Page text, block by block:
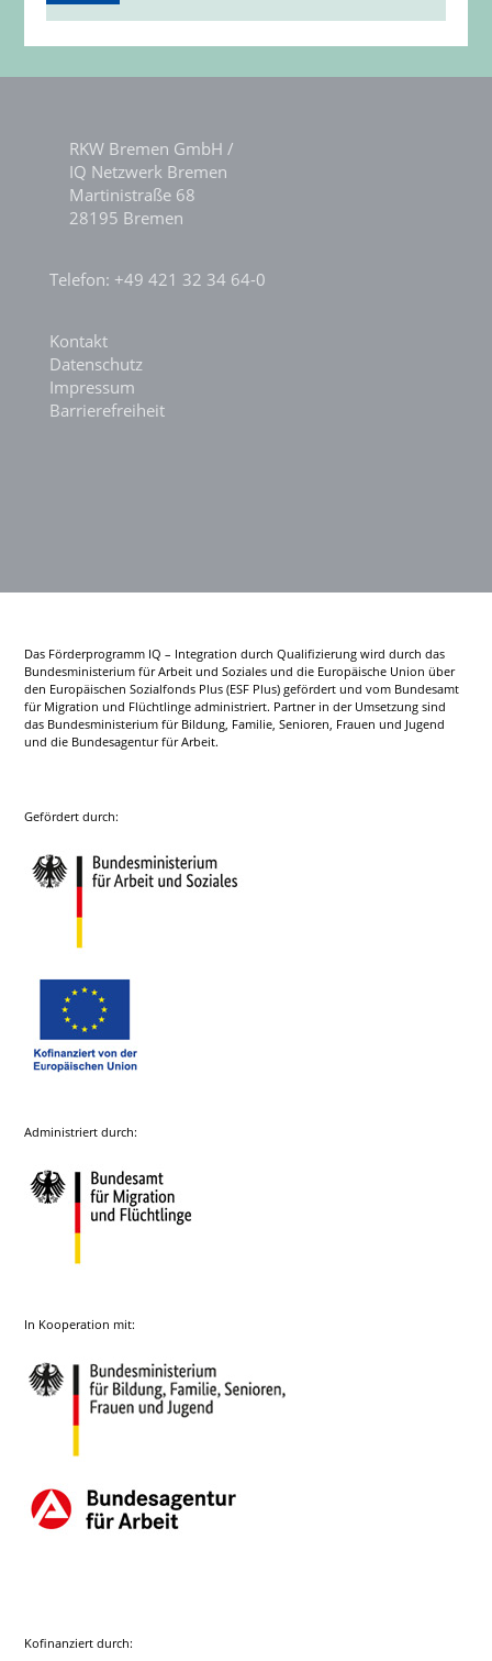
RKW Bremen GmbH /
IQ Netzwerk Bremen
Martinistraße 68
28195 Bremen
Telefon: +49 421 32 34 64-0
Kontakt
Datenschutz
Impressum
Barrierefreiheit
Das Förderprogramm IQ – Integration durch Qualifizierung wird durch das
Bundesministerium für Arbeit und Soziales und die Europäische Union über
den Europäischen Sozialfonds Plus (ESF Plus) gefördert und vom Bundesamt
für Migration und Flüchtlinge administriert. Partner in der Umsetzung sind
das Bundesministerium für Bildung, Familie, Senioren, Frauen und Jugend
und die Bundesagentur für Arbeit.
Gefördert durch:
Administriert durch:
In Kooperation mit:
Kofinanziert durch: